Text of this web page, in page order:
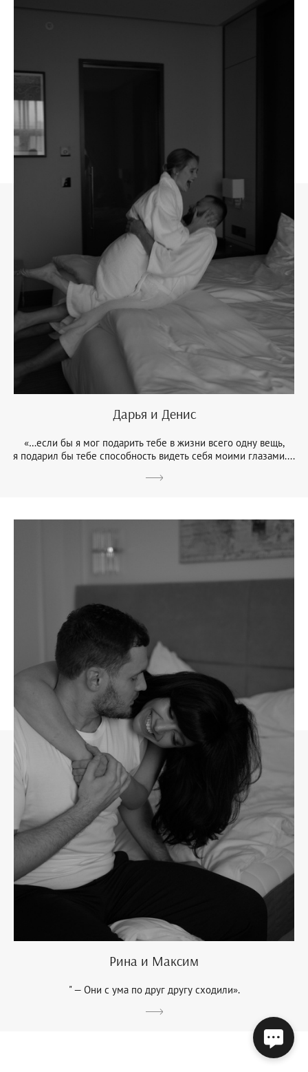
Дарья и Денис
«…если бы я мог подарить тебе в жизни всего одну вещь,
я подарил бы тебе способность видеть себя моими глазами....
Рина и Максим
" — Они с ума по друг другу сходили».